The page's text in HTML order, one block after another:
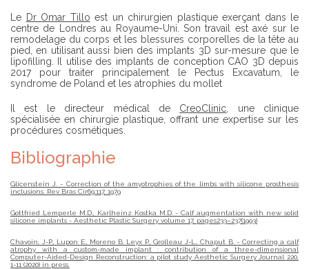
Le Dr Omar Tillo est un chirurgien plastique exerçant dans le
centre de Londres au Royaume-Uni. Son travail est axé sur le
remodelage du corps et les blessures corporelles de la tête au
pied, en utilisant aussi bien des implants 3D sur-mesure que le
lipofilling. Il utilise des implants de conception CAO 3D depuis
2017 pour traiter principalement le Pectus Excavatum, le
syndrome de Poland et les atrophies du mollet
Il est le directeur médical de CreoClinic , une clinique
spécialisée en chirurgie plastique, offrant une expertise sur les
procédures cosmétiques.
Bibliographie
Glicenstein J. - Correction of the amyotrophies of the limbs with silicone prosthesis
inclusions. Rev Bras Cir69:117, 1979
Gottfried Lemperle M.D., Karlheinz Kostka M.D. - Calf augmentation with new solid
silicone implants - Aesthetic Plastic Surgery volume 17, pages233–237(1993)
Chavoin, J-P., Lupon E., Moreno B. Leyx P., Grolleau J-L., Chaput B. - Correcting a calf
atrophy with a custom-made implant : contribution of a three-dimensional
Computer-Aided-Design Reconstruction: a pilot study Aesthetic Surgery Journal 220,
1-11 (2020) in press.